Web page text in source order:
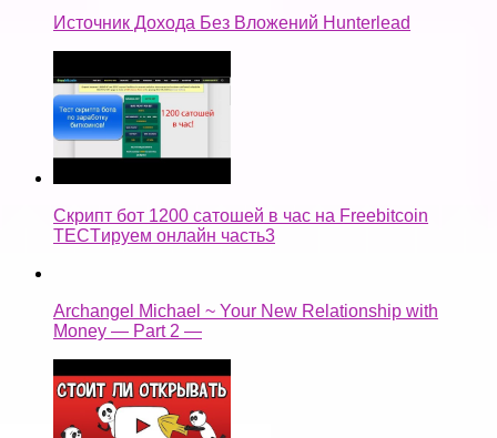
Источник Дохода Без Вложений Hunterlead
Скрипт бот 1200 сатошей в час на Freebitcoin
TECTируем онлайн часть3
Archangel Michael ~ Your New Relationship with
Money — Part 2 —